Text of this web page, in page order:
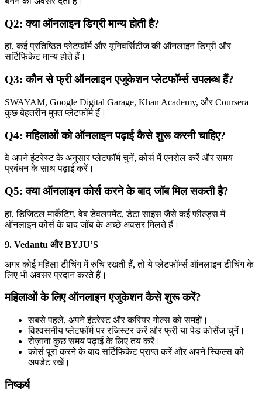
Q2: क्या ऑनलाइन डिग्री मान्य होती है?
हां, कई प्रतिष्ठित प्लेटफॉर्म और यूनिवर्सिटीज की ऑनलाइन डिग्री और
सर्टिफिकेट मान्य होते हैं।
Q3: कौन से फ्री ऑनलाइन एजुकेशन प्लेटफॉर्म्स उपलब्ध हैं?
SWAYAM, Google Digital Garage, Khan Academy, और Coursera
कुछ बेहतरीन मुफ्त प्लेटफॉर्म हैं।
Q4: महिलाओं को ऑनलाइन पढ़ाई कैसे शुरू करनी चाहिए?
वे अपने इंटरेस्ट के अनुसार प्लेटफॉर्म चुनें, कोर्स में एनरोल करें और समय
प्रबंधन के साथ पढ़ाई करें।
Q5: क्या ऑनलाइन कोर्स करने के बाद जॉब मिल सकती है?
हां, डिजिटल मार्केटिंग, वेब डेवलपमेंट, डेटा साइंस जैसे कई फील्ड्स में
ऑनलाइन कोर्स के बाद जॉब के अच्छे अवसर मिलते हैं।
9. Vedantu और BYJU’S
अगर कोई महिला टीचिंग में रुचि रखती हैं, तो ये प्लेटफॉर्म्स ऑनलाइन टीचिंग के
लिए भी अवसर प्रदान करते हैं।
महिलाओं के लिए ऑनलाइन एजुकेशन कैसे शुरू करें?
सबसे पहले, अपने इंटरेस्ट और करियर गोल्स को समझें।
विश्वसनीय प्लेटफॉर्म पर रजिस्टर करें और फ्री या पेड कोर्सेज चुनें।
रोज़ाना कुछ समय पढ़ाई के लिए तय करें।
कोर्स पूरा करने के बाद सर्टिफिकेट प्राप्त करें और अपने स्किल्स को
अपडेट रखें।
निष्कर्ष